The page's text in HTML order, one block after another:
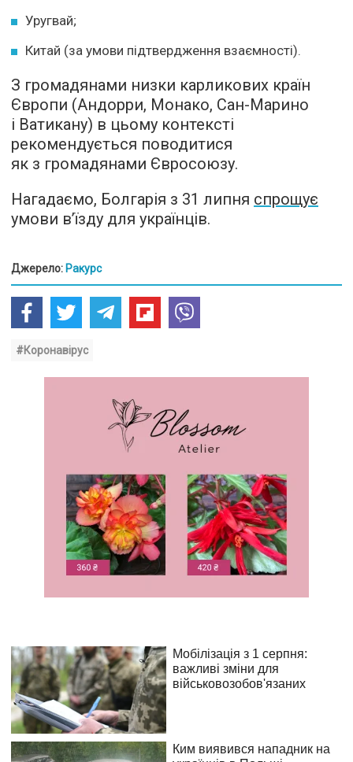
Уругвай;
Китай (за умови підтвердження взаємності).
З громадянами низки карликових країн
Європи (Андорри, Монако, Сан-Марино
і Ватикану) в цьому контексті
рекомендується поводитися
як з громадянами Євросоюзу.
Нагадаємо, Болгарія з 31 липня спрощує
умови в’їзду для українців.
Джерело: Ракурс
#Коронавірус